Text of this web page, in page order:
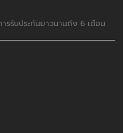
รรับประกันยาวนานถึง 6 เดือน